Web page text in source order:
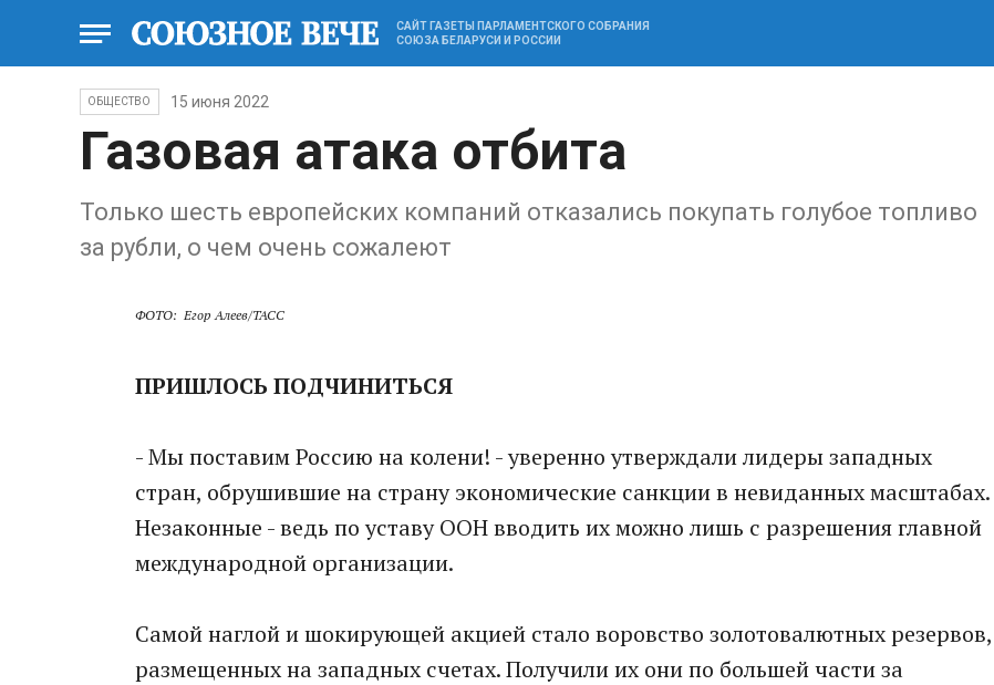
САЙТ ГАЗЕТЫ ПАРЛАМЕНТСКОГО СОБРАНИЯ
СОЮЗА БЕЛАРУСИ И РОССИИ
ОБЩЕСТВО 15 июня 2022
Газовая атака отбита
Только шесть европейских компаний отказались покупать голубое топливо
за рубли, о чем очень сожалеют
ФОТО: Егор Алеев/ТАСС
ПРИШЛОСЬ ПОДЧИНИТЬСЯ
- Мы поставим Россию на колени! - уверенно утверждали лидеры западных
стран, обрушившие на страну экономические санкции в невиданных масштабах.
Незаконные - ведь по уставу ООН вводить их можно лишь с разрешения главной
международной организации.
Самой наглой и шокирующей акцией стало воровство золотовалютных резервов,
размещенных на западных счетах. Получили их они по большей части за